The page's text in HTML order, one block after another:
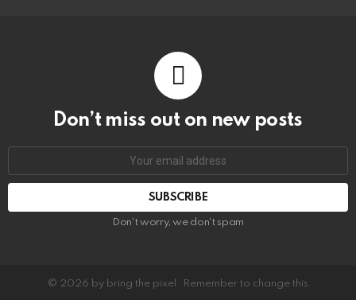
Don’t miss out on new posts
Don't worry, we don't spam
© 2026 by bring the pixel. Remember to change this